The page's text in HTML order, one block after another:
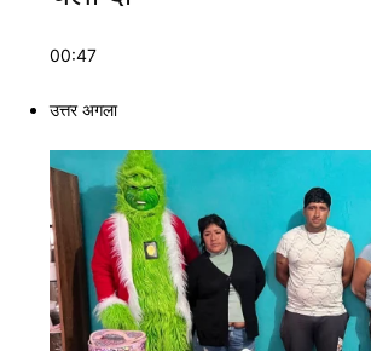
00:47
उत्तर अगला